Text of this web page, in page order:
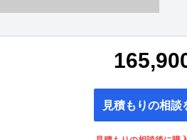
見積もりの相談